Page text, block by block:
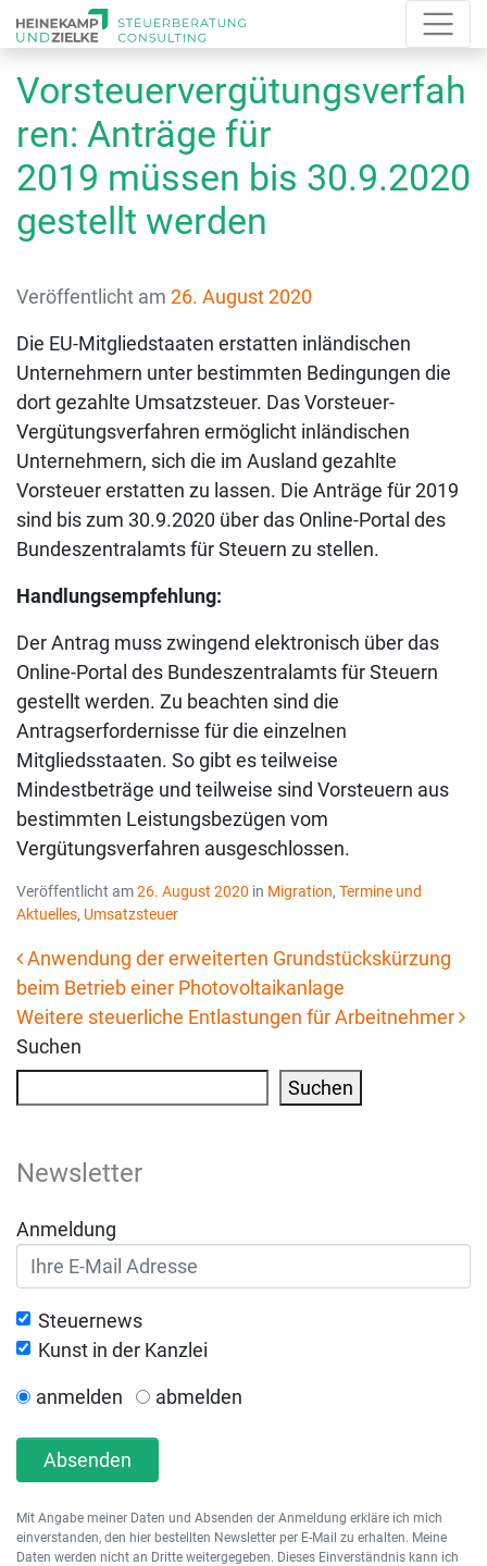
Vorsteuervergütungsverfah
ren: Anträge für
2019 müssen bis 30.9.2020
gestellt werden
Veröffentlicht am 26. August 2020
Die EU-Mitgliedstaaten erstatten inländischen
Unternehmern unter bestimmten Bedingungen die
dort gezahlte Umsatzsteuer. Das Vorsteuer-
Vergütungsverfahren ermöglicht inländischen
Unternehmern, sich die im Ausland gezahlte
Vorsteuer erstatten zu lassen. Die Anträge für 2019
sind bis zum 30.9.2020 über das Online-Portal des
Bundeszentralamts für Steuern zu stellen.
Handlungsempfehlung:
Der Antrag muss zwingend elektronisch über das
Online-Portal des Bundeszentralamts für Steuern
gestellt werden. Zu beachten sind die
Antragserfordernisse für die einzelnen
Mitgliedsstaaten. So gibt es teilweise
Mindestbeträge und teilweise sind Vorsteuern aus
bestimmten Leistungsbezügen vom
Vergütungsverfahren ausgeschlossen.
Veröffentlicht am26. August 2020 in Migration, Termine und
Aktuelles, Umsatzsteuer
Beitrags-Navigation
Anwendung der erweiterten Grundstückskürzung
beim Betrieb einer Photovoltaikanlage
Weitere steuerliche Entlastungen für Arbeitnehmer
Suchen
Suchen
Newsletter
Anmeldung
Steuernews
Kunst in der Kanzlei
anmelden abmelden
Absenden
Mit Angabe meiner Daten und Absenden der Anmeldung erkläre ich mich
einverstanden, den hier bestellten Newsletter per E-Mail zu erhalten. Meine
Daten werden nicht an Dritte weitergegeben. Dieses Einverständnis kann ich